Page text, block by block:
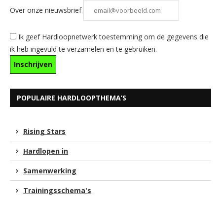
Over onze nieuwsbrief
Ik geef Hardloopnetwerk toestemming om de gegevens die
ik heb ingevuld te verzamelen en te gebruiken.
POPULAIRE HARDLOOPTHEMA’S
Rising Stars
Hardlopen in
Samenwerking
Trainingsschema's